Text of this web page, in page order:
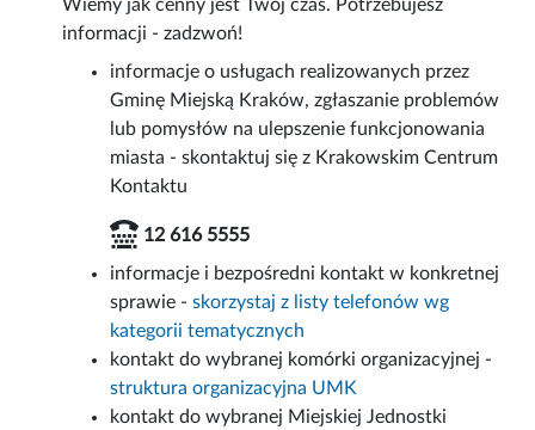
Wiemy jak cenny jest Twój czas. Potrzebujesz
informacji - zadzwoń!
informacje o usługach realizowanych przez
Gminę Miejską Kraków, zgłaszanie problemów
lub pomysłów na ulepszenie funkcjonowania
miasta - skontaktuj się z Krakowskim Centrum
Kontaktu
12 616 5555
informacje i bezpośredni kontakt w konkretnej
sprawie -skorzystaj z listy telefonów wg
kategorii tematycznych
kontakt do wybranej komórki organizacyjnej -
struktura organizacyjna UMK
kontakt do wybranej Miejskiej Jednostki